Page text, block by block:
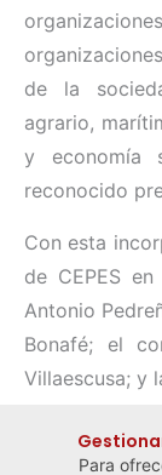
de la
agrario,
y economía
reconocido
Con esta
de CEPES
Antonio
Bonafé; el
Villaescusa; y
Para